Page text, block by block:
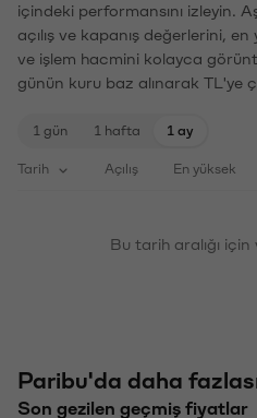
içindeki performansını izleyin.
açılış ve kapanış değerlerini,
ve işlem hacmini kolayca
günün kuru baz alınarak TL'ye
1 gün 1 hafta 1 ay
Tarih Açılış En yüksek
Bu tarih aralığı için
Paribu'da daha
Son gezilen geçmiş fiyatlar